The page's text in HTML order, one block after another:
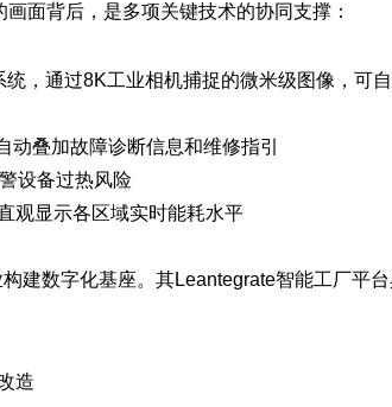
面背后，是多项关键技术的协同支撑：
，通过8K工业相机捕捉的微米级图像，可
动叠加故障诊断信息和维修指引
设备过热风险
观显示各区域实时能耗水平
建数字化基座。其Leantegrate智能工厂平台
造